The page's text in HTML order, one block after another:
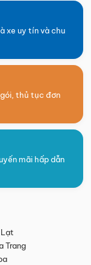
xe uy tín và chu
thủ tục đơn
mãi hấp dẫn
Trang